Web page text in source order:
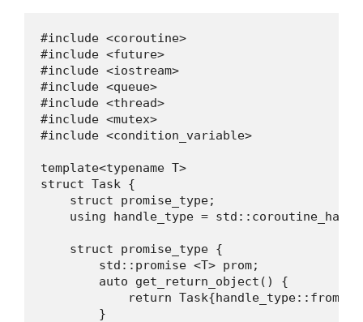
#include <coroutine>
#include <future>
#include <iostream>
#include <queue>
#include <thread>
#include <mutex>
#include <condition_variable>
template<typename T>
struct Task {
    struct promise_type;
using handle_type =
    struct promise_type {
        std::promise <T> prom;
        auto get_return_object() {
return
        }